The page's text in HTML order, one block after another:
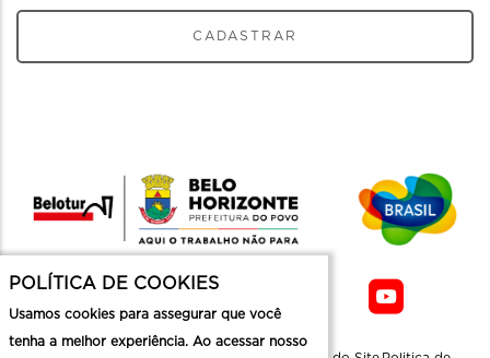
CADASTRAR
POLÍTICA DE COOKIES
Usamos cookies para assegurar que você
tenha a melhor experiência. Ao acessar nosso